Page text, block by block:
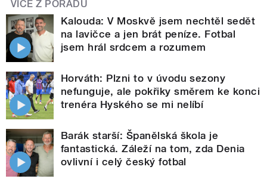
VÍCE Z POŘADU
Kalouda: V Moskvě jsem nechtěl sedět
na lavičce a jen brát peníze. Fotbal
jsem hrál srdcem a rozumem
Horváth: Plzni to v úvodu sezony
nefunguje, ale pokřiky směrem ke konci
trenéra Hyského se mi nelíbí
Barák starší: Španělská škola je
fantastická. Záleží na tom, zda Denia
ovlivní i celý český fotbal